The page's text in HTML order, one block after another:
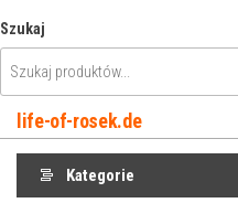
do
treści
Szukaj
life-of-rosek.de
Kategorie